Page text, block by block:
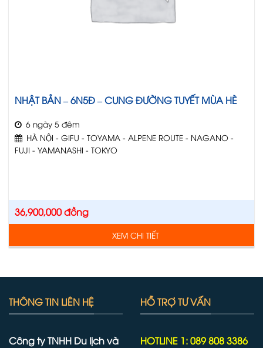
NHẬT BẢN – 6N5Đ – CUNG ĐƯỜNG TUYẾT MÙA HÈ
6 ngày 5 đêm
HÀ NỘI - GIFU - TOYAMA - ALPENE ROUTE - NAGANO -
FUJI - YAMANASHI - TOKYO
36,900,000đồng
XEM CHI TIẾT
THÔNG TIN LIÊN HỆ
Công ty TNHH Du lịch và
HỖ TRỢ TƯ VẤN
HOTLINE 1: 089 808 3386